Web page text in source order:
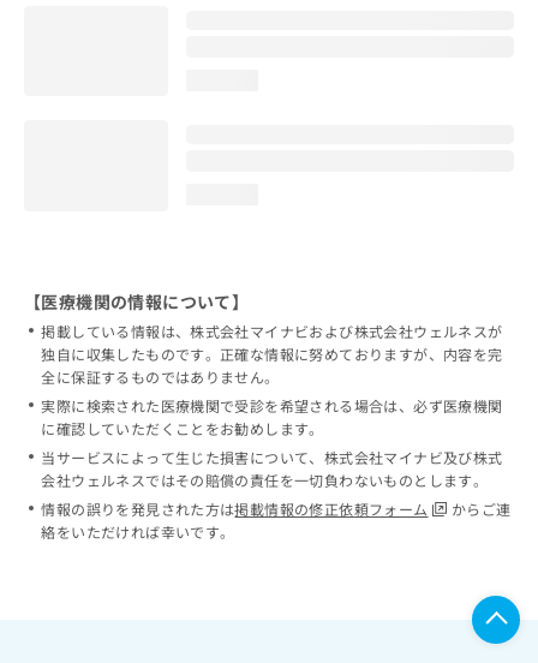
【医療機関の情報について】
掲載している情報は、株式会社マイナビおよび株式会社ウェルネスが
独自に収集したものです。正確な情報に努めておりますが、内容を完
全に保証するものではありません。
実際に検索された医療機関で受診を希望される場合は、必ず医療機関
に確認していただくことをお勧めします。
当サービスによって生じた損害について、株式会社マイナビ及び株式
会社ウェルネスではその賠償の責任を一切負わないものとします。
情報の誤りを発見された方は掲載情報の修正依頼フォーム
からご連
絡をいただければ幸いです。